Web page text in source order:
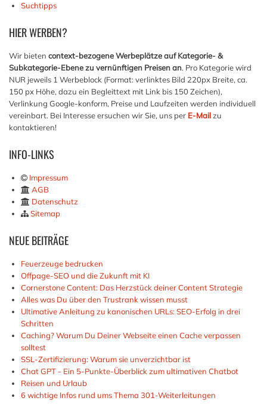
Suchtipps
HIERWERBEN?
Wir bieten context-bezogene Werbeplätze auf Kategorie- &
Subkategorie-Ebene zu vernünftigen Preisen an. Pro Kategorie wird
NUR jeweils 1 Werbeblock (Format: verlinktes Bild 220px Breite, ca.
150 px Höhe, dazu ein Begleittext mit Link bis 150 Zeichen),
Verlinkung Google-konform, Preise und Laufzeiten werden individuell
vereinbart. Bei Interesse ersuchen wir Sie, uns per E-Mailzu
kontaktieren!
INFO-LINKS
Impressum
AGB
Datenschutz
Sitemap
NEUEBEITRÄGE
Feuerzeuge bedrucken
Offpage-SEO und die Zukunft mit KI
Cornerstone Content: Das Herzstück deiner Content Strategie
Alles was Du über den Trustrank wissen musst
Ultimative Anleitung zu kanonischen URLs: SEO-Erfolg in drei
Schritten
Caching? Warum Du Deiner Webseite einen Cache verpassen
solltest
SSL-Zertifizierung: Warum sie unverzichtbar ist
Chat GPT - Ein 5-Punkte-Überblick zum ultimativen Chatbot
Reisen und Urlaub
6 wichtige Infos rund ums Thema 301-Weiterleitungen